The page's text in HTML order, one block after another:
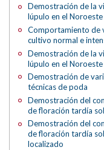
Demostración de la
lúpulo en el Noroeste
Comportamiento de
cultivo normal e
Demostración de la
lúpulo en el Noroeste
Demostración de
técnicas de poda
Demostración del
de floración tardía
Demostración del
de floración tardía
localizado